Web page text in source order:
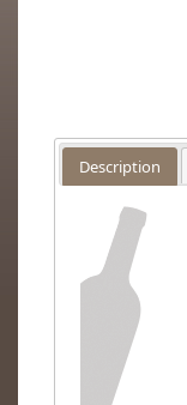
Description